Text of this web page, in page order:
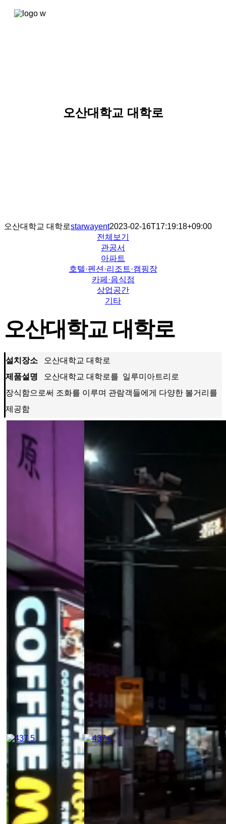
콘텐츠로
건너뛰기
오산대학교 대학로
오산대학교 대학로starwayent2023-02-16T17:19:18+09:00
전체보기
관공서
아파트
호텔·펜션·리조트·캠핑장
카페·음식점
상업공간
기타
오산대학교 대학로
설치장소
오산대학교 대학로
제품설명 오산대학교 대학로를 일루미아트리로
장식함으로써 조화를 이루며 관람객들에게 다양한 볼거리를
제공함